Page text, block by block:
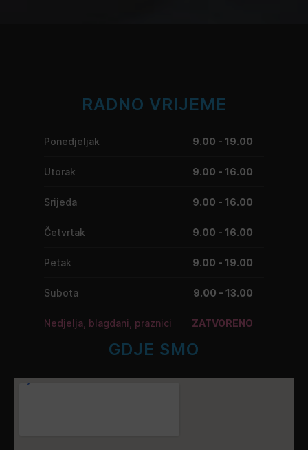
RADNO VRIJEME
Ponedjeljak 9.00 - 19.00
Utorak 9.00 - 16.00
Srijeda 9.00 - 16.00
Četvrtak 9.00 - 16.00
Petak 9.00 - 19.00
Subota 9.00 - 13.00
Nedjelja, blagdani, praznici ZATVORENO
GDJE SMO